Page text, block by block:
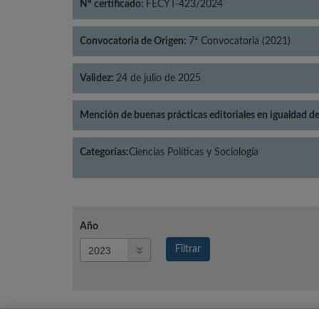
Nº certificado: FECYT-423/2024
Convocatoria de Origen: 7ª Convocatoria (2021)
Validez: 24 de julio de 2025
Mención de buenas prácticas editoriales en igualdad
Categorías:Ciencias Políticas y Sociología
Año
Filtrar